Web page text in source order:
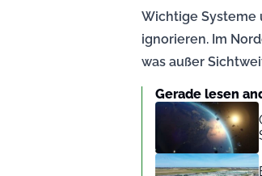
Wichtige Systeme
ignorieren. Im
was außer
Gerade lesen